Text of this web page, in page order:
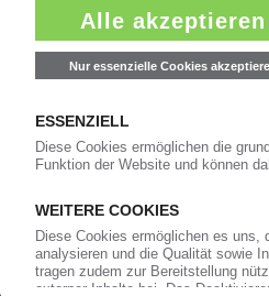
Investitionsschub durch
Unternehmen / Auch
Kunststoffverarbeiter